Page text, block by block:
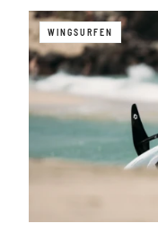
WINGSURFEN